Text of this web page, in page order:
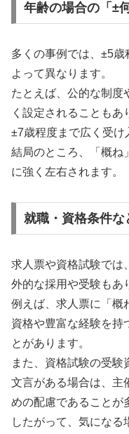
年齢の場合の「±
多くの事例では、±5
よって異なります。
たとえば、公的な制度
く設定されることも
±7歳程度まで広く受け
結局のところ、「概ね
に強く左右されます。
就職・資格条件な
求人票や資格試験では
外的な採用や受験もあ
例えば、求人票に「概
資格や豊富な経験を持
とがあります。
また、資格試験の受
文言がある場合は、主
めの配慮であることが
したがって、気にな